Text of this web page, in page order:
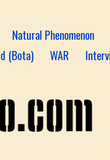
Natural Phenomenon
(Bota) WAR